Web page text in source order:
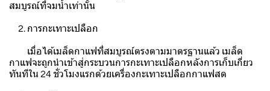
สมบูรณ์ที่จมน้ำเท่านั้น
2. การกะเทาะเปลือก
เมื่อได้เมล็ดกาแฟที่สมบูรณ์ตรงตามมาตรฐานแล้ว เมล็ด
กาแฟจะถูกนำเข้าสู่กระบวนการกะเทาะเปลือกหลังการเก็บเกี่ยว
ทันทีใน 24 ชั่วโมงแรกด้วยเครื่องกะเทาะเปลือกกาแฟสด